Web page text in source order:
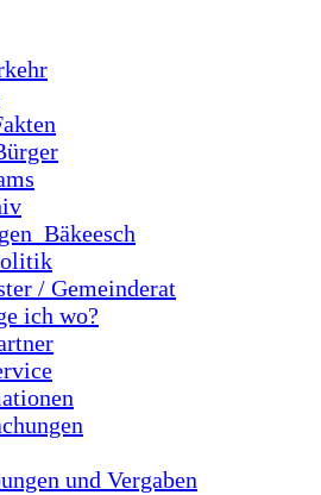
/ Gemeinderat
ich wo?
und Vergaben